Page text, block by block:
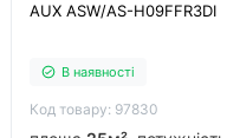
AUX ASW/AS-H09FFR3DI
В наявності
Код товару: 97830